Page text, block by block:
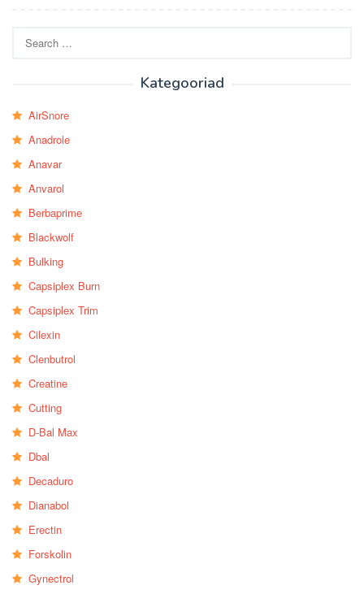
for:
Kategooriad
AirSnore
Anadrole
Anavar
Anvarol
Berbaprime
Blackwolf
Bulking
Capsiplex Burn
Capsiplex Trim
Cilexin
Clenbutrol
Creatine
Cutting
D-Bal Max
Dbal
Decaduro
Dianabol
Erectin
Forskolin
Gynectrol